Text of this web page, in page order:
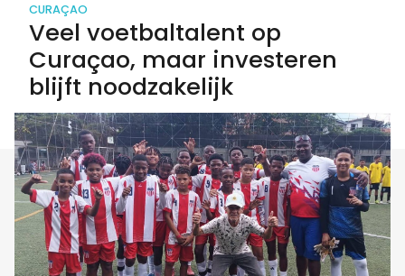
CURAÇAO
Veel voetbaltalent op
Curaçao, maar investeren
blijft noodzakelijk